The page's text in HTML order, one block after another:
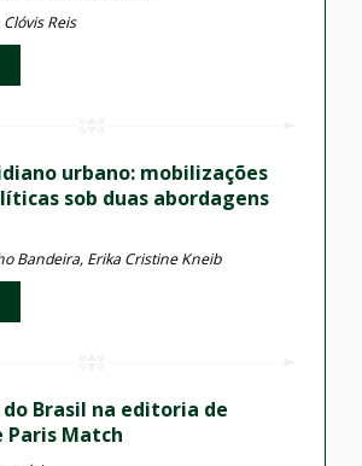
Reis
urbano: mobilizações
sob duas abordagens
Bandeira, Erika Cristine Kneib
Brasil na editoria de
Paris Match